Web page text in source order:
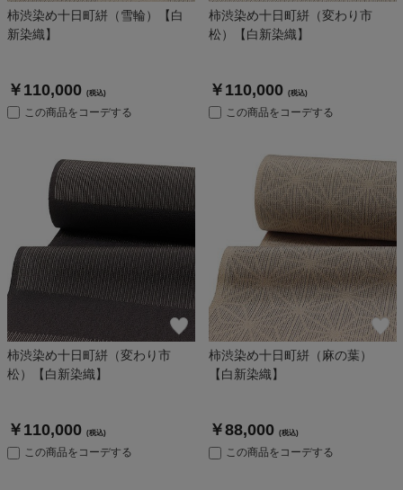
柿渋染め十日町絣（雪輪）【白
新染織】
￥110,000 (税込)
この商品をコーデする
柿渋染め十日町絣（変わり市
松）【白新染織】
￥110,000 (税込)
この商品をコーデする
柿渋染め十日町絣（変わり市
松）【白新染織】
￥110,000 (税込)
この商品をコーデする
柿渋染め十日町絣（麻の葉）
【白新染織】
￥88,000 (税込)
この商品をコーデする